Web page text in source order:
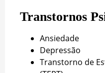
Transtornos
Ansiedade
Depressão
Transtorno de